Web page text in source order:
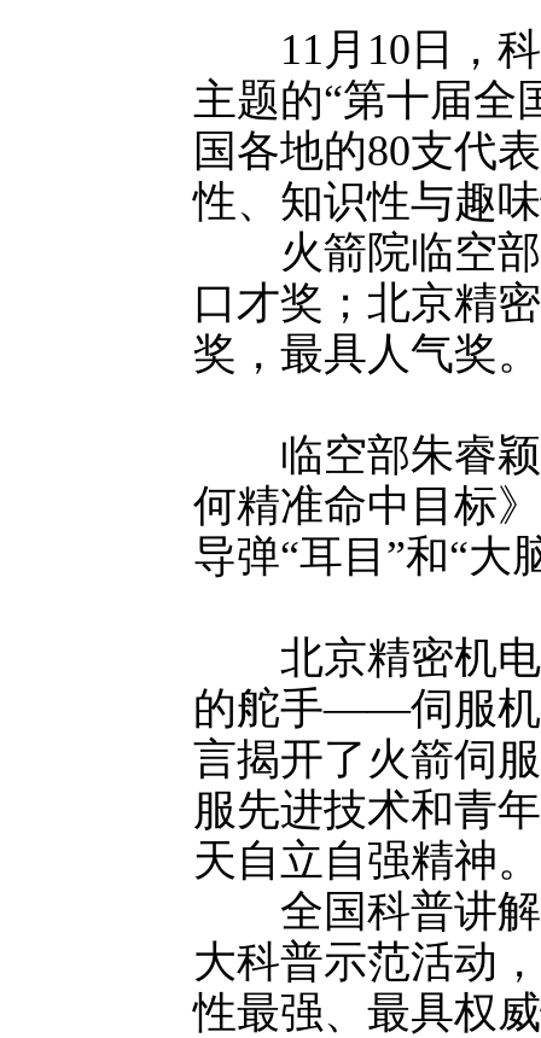
11月10日，科
主题的“第十届全
国各地的80支代
性、知识性与趣
火箭院临空部
口才奖；北京精
奖，最具人气奖。
临空部朱睿颖
何精准命中目标
导弹“耳目”和“
北京精密机电
的舵手——伺服机
言揭开了火箭伺
服先进技术和青
天自立自强精神。
全国科普讲解
大科普示范活动
性最强、最具权